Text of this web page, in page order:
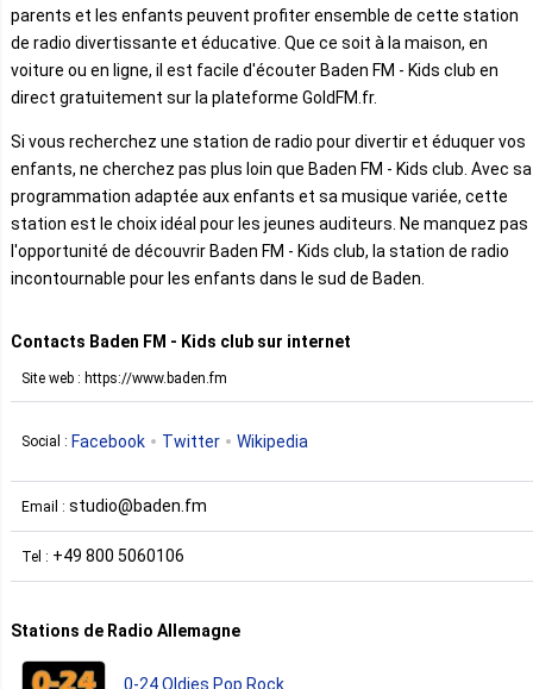
parents et les enfants peuvent profiter ensemble de cette station
de radio divertissante et éducative. Que ce soit à la maison, en
voiture ou en ligne, il est facile d'écouter Baden FM - Kids club en
direct gratuitement sur la plateforme GoldFM.fr.
Si vous recherchez une station de radio pour divertir et éduquer vos
enfants, ne cherchez pas plus loin que Baden FM - Kids club. Avec sa
programmation adaptée aux enfants et sa musique variée, cette
station est le choix idéal pour les jeunes auditeurs. Ne manquez pas
l'opportunité de découvrir Baden FM - Kids club, la station de radio
incontournable pour les enfants dans le sud de Baden.
Contacts Baden FM - Kids club sur internet
Site web : https://www.baden.fm
Social : Facebook Twitter Wikipedia
Email : studio@baden.fm
Tel : +49 800 5060106
Stations de Radio Allemagne
0-24 Oldies Pop Rock